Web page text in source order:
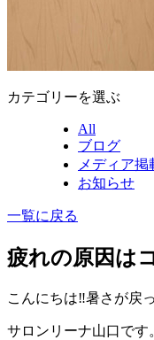
カテゴリーを選ぶ
All
ブログ
メディア掲
お知らせ
一覧に戻る
疲れの原因は
こんにちは‼︎暑さが戻
サロンリーナ山口です